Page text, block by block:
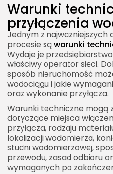
Warunki
przyłączenia
Jednym z najważniejszych
procesie sąwarunki
Wydaje je
właściwy operator sieci.
sposób nieruchomość
wodociągu i jakie
oraz wykonanie przyłącza.
Warunki techniczne mogą
dotyczące miejsca
przyłącza, rodzaju
lokalizacji wodomierza,
studni wodomierzowej,
przewodu, zasad odbioru
wymaganych po